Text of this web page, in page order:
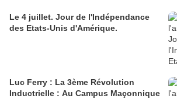
Le 4 juillet. Jour de l'Indépendance
des Etats-Unis d'Amérique.
Luc Ferry : La 3ème Révolution
Inductrielle : Au Campus Maçonnique